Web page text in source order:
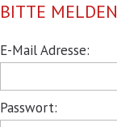
BITTE
Pflichtfeld
E-Mail Adresse:
Pflichtfeld
Passwort: